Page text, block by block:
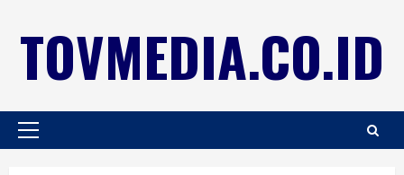
TOVMEDIA.CO.ID